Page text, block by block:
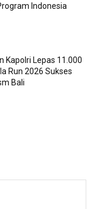
Indonesia
Kapolri Lepas 11.000
Run 2026 Sukses
Bali